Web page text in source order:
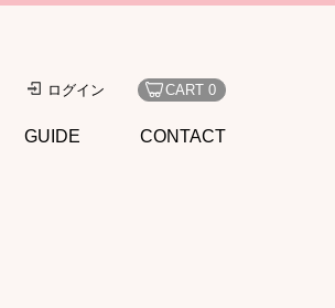
CART 0
ログイン
GUIDE CONTACT